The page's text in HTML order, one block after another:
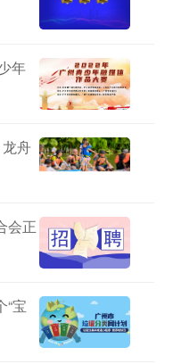
年
舟
会正
“宝